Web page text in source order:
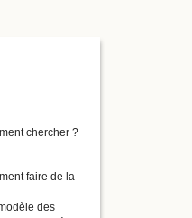
chercher ?
faire de la
des